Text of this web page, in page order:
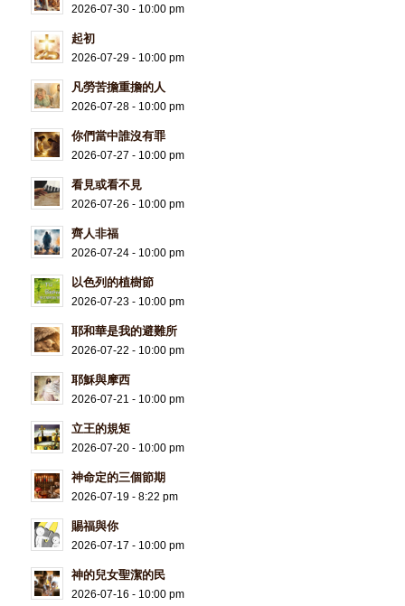
2026-07-30 - 10:00 pm
起初
2026-07-29 - 10:00 pm
凡勞苦擔重擔的人
2026-07-28 - 10:00 pm
你們當中誰沒有罪
2026-07-27 - 10:00 pm
看見或看不見
2026-07-26 - 10:00 pm
齊人非福
2026-07-24 - 10:00 pm
以色列的植樹節
2026-07-23 - 10:00 pm
耶和華是我的避難所
2026-07-22 - 10:00 pm
耶穌與摩西
2026-07-21 - 10:00 pm
立王的規矩
2026-07-20 - 10:00 pm
神命定的三個節期
2026-07-19 - 8:22 pm
賜福與你
2026-07-17 - 10:00 pm
神的兒女聖潔的民
2026-07-16 - 10:00 pm